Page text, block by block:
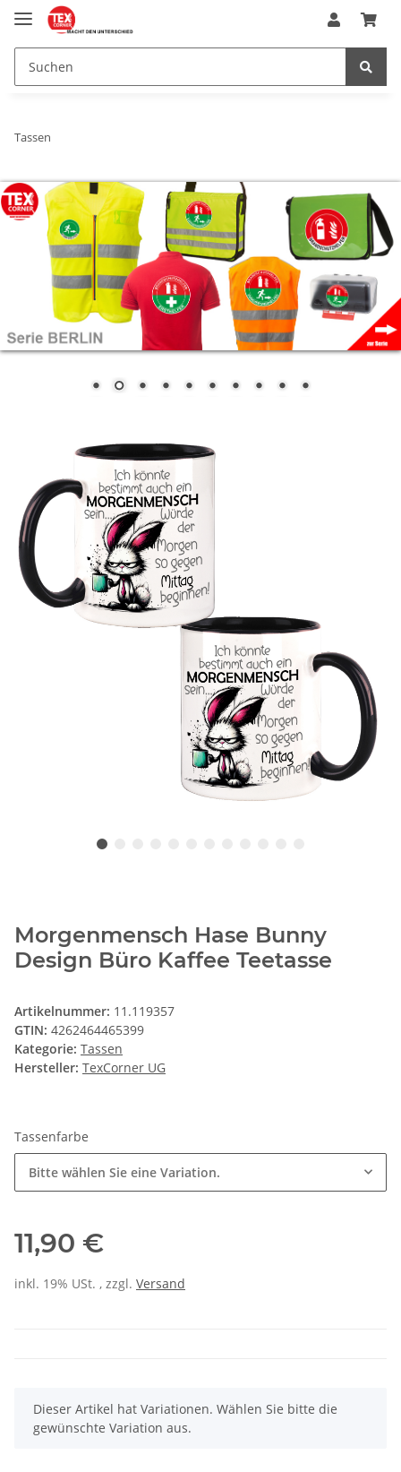
Tassen
Morgenmensch Hase Bunny
Design Büro Kaffee Teetasse
Artikelnummer: 11.119357
GTIN: 4262464465399
Kategorie: Tassen
Hersteller: TexCorner UG
Tassenfarbe
Bitte wählen Sie eine Variation.
11,90 €
inkl. 19% USt. , zzgl. Versand
x
Dieser Artikel hat Variationen. Wählen Sie bitte die
gewünschte Variation aus.